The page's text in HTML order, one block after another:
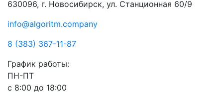
630096, г. Новосибирск, ул. Станционная 60/9
info@algoritm.company
8 (383) 367-11-87
График работы:
ПН-ПТ
с 8:00 до 18:00